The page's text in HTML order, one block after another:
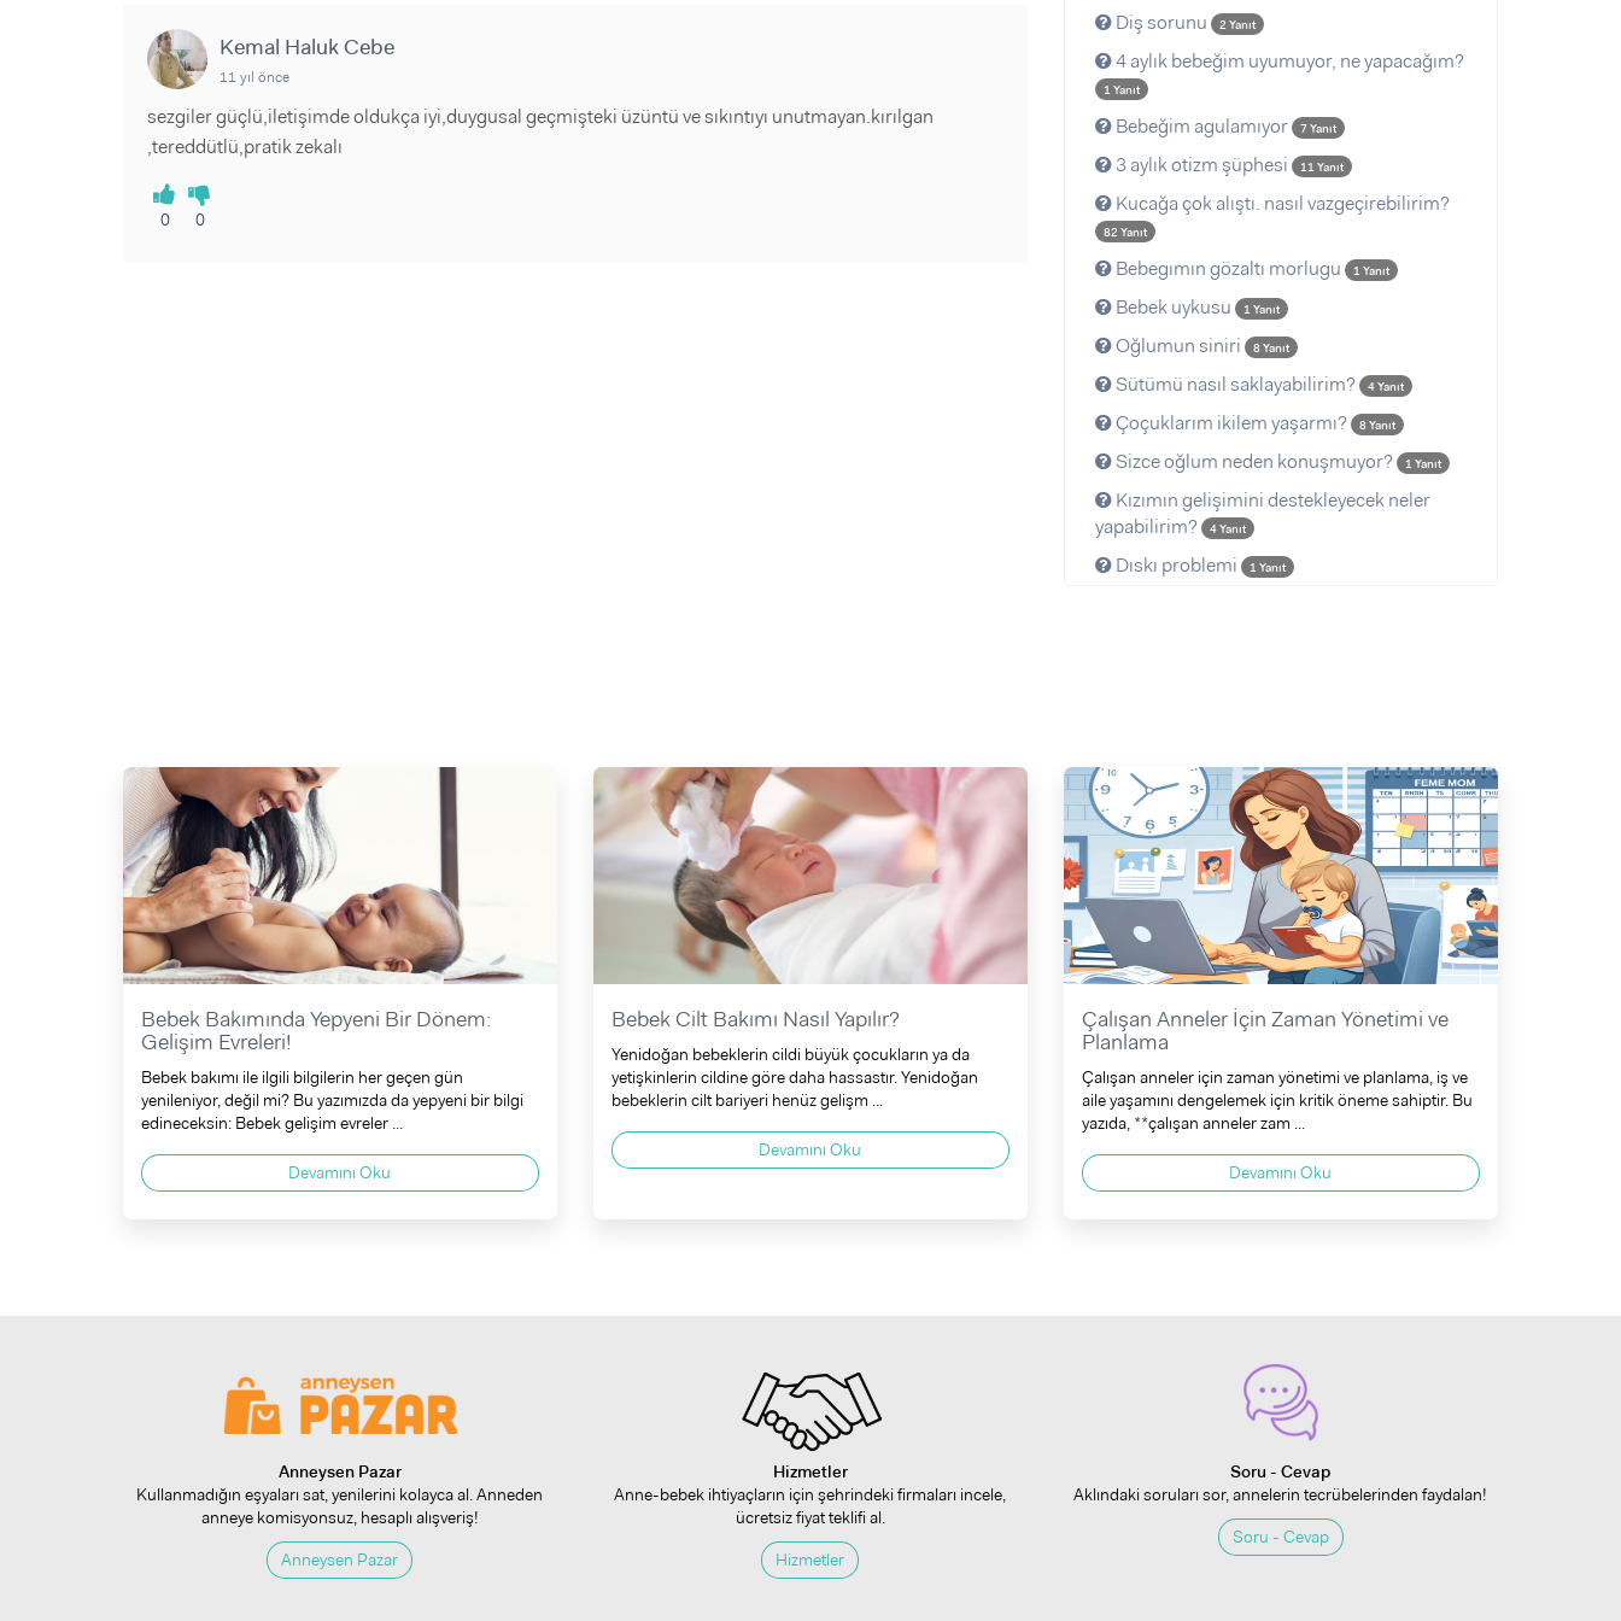
Kemal Haluk Cebe
11 yıl önce
sezgiler güçlü,iletişimde oldukça iyi,duygusal geçmişteki üzüntü ve sıkıntıyı unutmayan.kırılgan
,tereddütlü,pratik zekalı
0 0
Diş sorunu 2 Yanıt
4 aylık bebeğim uyumuyor, ne yapacağım?
1 Yanıt
Bebeğim agulamıyor 7 Yanıt
3 aylık otizm şüphesi 11 Yanıt
Kucağa çok alıştı. nasıl vazgeçirebilirim?
82 Yanıt
Bebegımın gözaltı morlugu 1 Yanıt
Bebek uykusu 1 Yanıt
Oğlumun siniri 8 Yanıt
Sütümü nasıl saklayabilirim? 4 Yanıt
Çoçuklarım ikilem yaşarmı? 8 Yanıt
Sizce oğlum neden konuşmuyor? 1 Yanıt
Kızımın gelişimini destekleyecek neler
yapabilirim?
4 Yanıt
Dıskı problemi 1 Yanıt
Bebek Bakımında Yepyeni Bir Dönem:
Gelişim Evreleri!
Bebek bakımı ile ilgili bilgilerin her geçen gün
yenileniyor, değil mi? Bu yazımızda da yepyeni bir bilgi
edineceksin: Bebek gelişim evreler ...
Devamını Oku
Bebek Cilt Bakımı Nasıl Yapılır?
Yenidoğan bebeklerin cildi büyük çocukların ya da
yetişkinlerin cildine göre daha hassastır. Yenidoğan
bebeklerin cilt bariyeri henüz gelişm ...
Devamını Oku
Çalışan Anneler İçin Zaman Yönetimi ve
Planlama
Çalışan anneler için zaman yönetimi ve planlama, iş ve
aile yaşamını dengelemek için kritik öneme sahiptir. Bu
yazıda, **çalışan anneler zam ...
Devamını Oku
Anneysen Pazar
Kullanmadığın eşyaları sat, yenilerini kolayca al. Anneden
anneye komisyonsuz, hesaplı alışveriş!
Anneysen Pazar
Hizmetler
Anne-bebek ihtiyaçların için şehrindeki firmaları incele,
ücretsiz fiyat teklifi al.
Hizmetler
Soru - Cevap
Aklındaki soruları sor, annelerin tecrübelerinden faydalan!
Soru - Cevap